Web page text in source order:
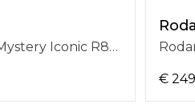
Rodania Mystery Iconic R85006
€